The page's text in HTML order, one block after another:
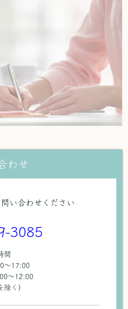
わせ
い合わせください
3085
間
〜17:00
～12:00
除く）